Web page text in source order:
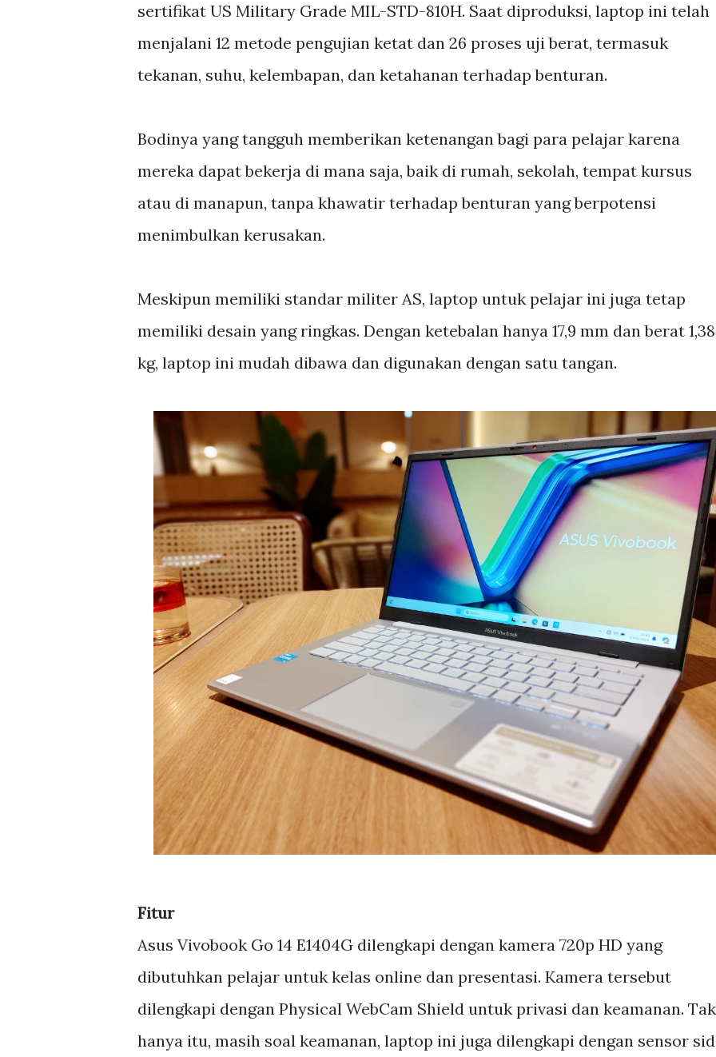
sertifikat US Military Grade MIL-STD-810H. Saat diproduksi, laptop ini telah
menjalani 12 metode pengujian ketat dan 26 proses uji berat, termasuk
tekanan, suhu, kelembapan, dan ketahanan terhadap benturan.
Bodinya yang tangguh memberikan ketenangan bagi para pelajar karena
mereka dapat bekerja di mana saja, baik di rumah, sekolah, tempat kursus
atau di manapun, tanpa khawatir terhadap benturan yang berpotensi
menimbulkan kerusakan.
Meskipun memiliki standar militer AS, laptop untuk pelajar ini juga tetap
memiliki desain yang ringkas. Dengan ketebalan hanya 17,9 mm dan berat 1,38
kg, laptop ini mudah dibawa dan digunakan dengan satu tangan.
Fitur
Asus Vivobook Go 14 E1404G dilengkapi dengan kamera 720p HD yang
dibutuhkan pelajar untuk kelas online dan presentasi. Kamera tersebut
dilengkapi dengan Physical WebCam Shield untuk privasi dan keamanan. Tak
hanya itu, masih soal keamanan, laptop ini juga dilengkapi dengan sensor